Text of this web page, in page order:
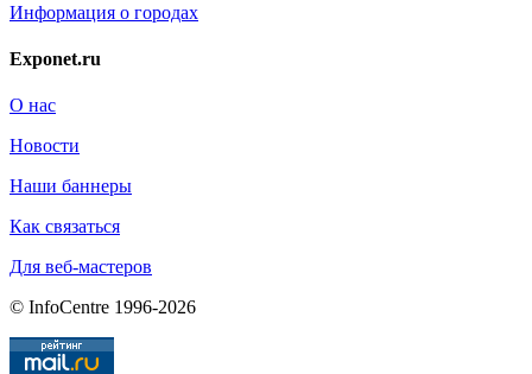
Информация о городах
Exponet.ru
О нас
Новости
Наши баннеры
Как связаться
Для веб-мастеров
© InfoCentre 1996-2026